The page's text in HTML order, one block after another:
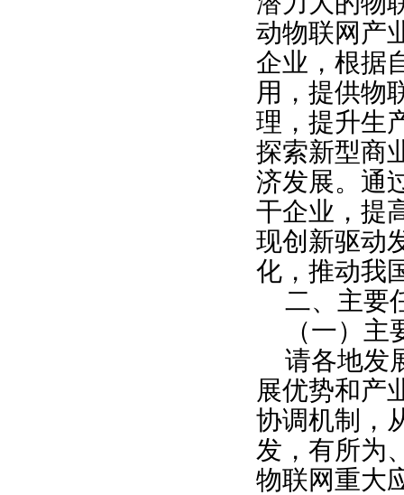
动物联网产
企业，根据
用，提供物
理，提升生
探索新型商
济发展。通
干企业，提
现创新驱动
化，推动我
二、主要
（一）主
请各地发
展优势和产
协调机制，
发，有所为
物联网重大